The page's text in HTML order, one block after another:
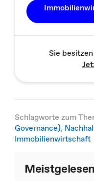
Sie
Schlagworte zum
Governance),
Immobilienwirtschaft